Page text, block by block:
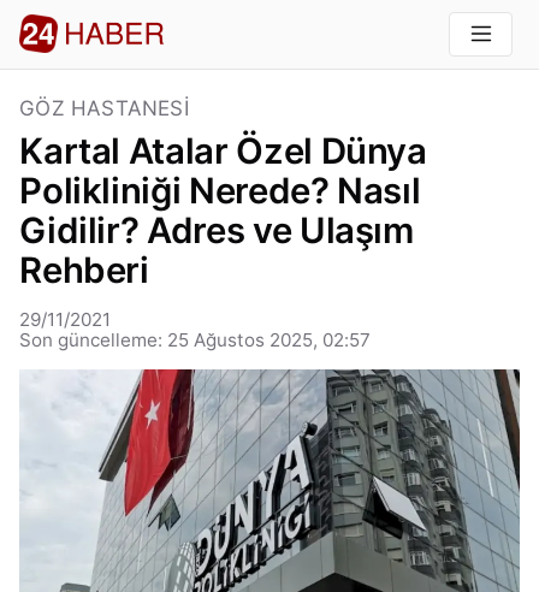
GÖZ HASTANESI
Kartal Atalar Özel Dünya
Polikliniği Nerede? Nasıl
Gidilir? Adres ve Ulaşım
Rehberi
29/11/2021
Son güncelleme: 25 Ağustos 2025, 02:57